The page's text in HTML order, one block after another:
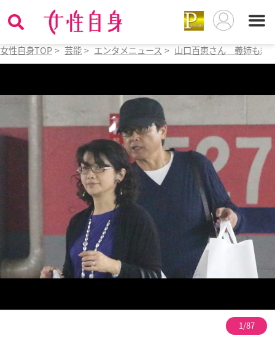
女性自身TOP > 芸能 > エンタメニュース > 山口百恵さん 義姉も絶
1/87